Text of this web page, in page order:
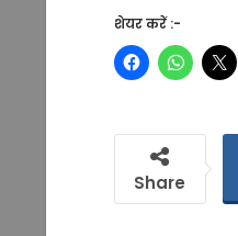
शेयर करें :-
Share